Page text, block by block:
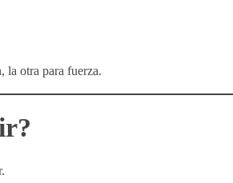
la otra para fuerza.